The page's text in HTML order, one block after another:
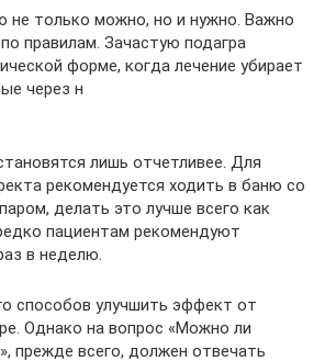
не только можно, но и нужно. Важно
правилам. Зачастую подагра
форме, когда лечение убирает
через н
лишь отчетливее. Для
рекомендуется ходить в баню со
делать это лучше всего как
пациентам рекомендуют
в неделю.
способов улучшить эффект от
Однако на вопрос «Можно ли
прежде всего, должен отвечать